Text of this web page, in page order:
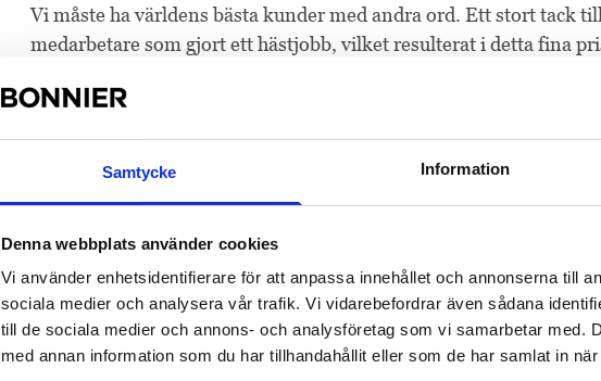
Samtycke Information
Denna webbplats använder cookies
Vi använder enhetsidentifierare för att anpassa innehållet och annonserna till
sociala medier och analysera vår trafik. Vi vidarebefordrar även sådana
till de sociala medier och annons- och analysföretag som vi samarbetar med.
med annan information som du har tillhandahållit eller som de har samlat in
Vi måste ha världens bästa kunder med andra ord. Ett stort tack
medarbetare som gjort ett hästjobb, vilket resulterat i detta fina
Anders Ribba Bonnier Growth Media Dagens Industri
Mer att läsa
2018-06-12
New Role for Lotta Edling